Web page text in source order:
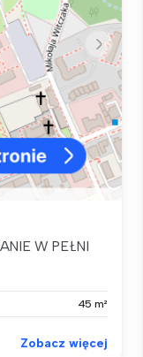
W PEŁNI
45 m²
Zobacz więcej